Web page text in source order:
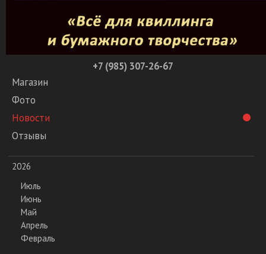
+7 (985) 307-26-67
Магазин
Фото
Новости
Отзывы
2026
Июль
Июнь
Май
Апрель
Февраль